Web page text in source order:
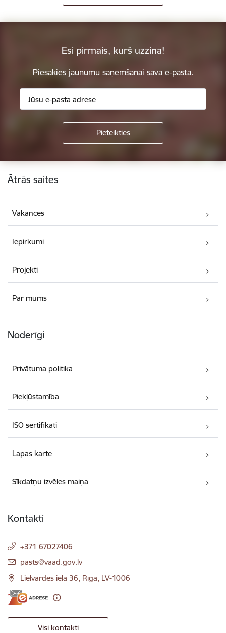
Esi pirmais, kurš uzzina!
Piesakies jaunumu saņemšanai savā e-pastā.
Kājene
Ātrās saites
Vakances
Iepirkumi
Projekti
Par mums
Noderīgi
Privātuma politika
Piekļūstamība
ISO sertifikāti
Lapas karte
Sīkdatņu izvēles maiņa
Kontakti
+371 67027406
E-pasts:
pasts@vaad.gov.lv
Lielvārdes iela 36, Rīga, LV-1006
Visi kontakti